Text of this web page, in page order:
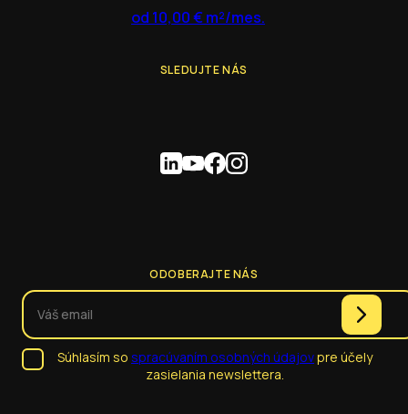
od 10,00 € m²/mes.
SLEDUJTE NÁS
ODOBERAJTE NÁS
Súhlasím so spracúvaním osobných údajovpre účely
zasielania newslettera.